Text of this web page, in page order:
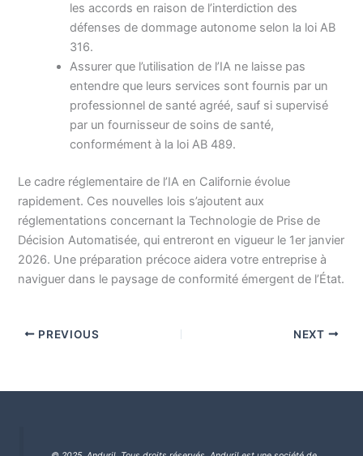
les accords en raison de l’interdiction des
défenses de dommage autonome selon la loi AB
316.
Assurer que l’utilisation de l’IA ne laisse pas
entendre que leurs services sont fournis par un
professionnel de santé agréé, sauf si supervisé
par un fournisseur de soins de santé,
conformément à la loi AB 489.
Le cadre réglementaire de l’IA en Californie évolue
rapidement. Ces nouvelles lois s’ajoutent aux
réglementations concernant la Technologie de Prise de
Décision Automatisée, qui entreront en vigueur le 1er janvier
2026. Une préparation précoce aidera votre entreprise à
naviguer dans le paysage de conformité émergent de l’État.
PREVIOUS NEXT